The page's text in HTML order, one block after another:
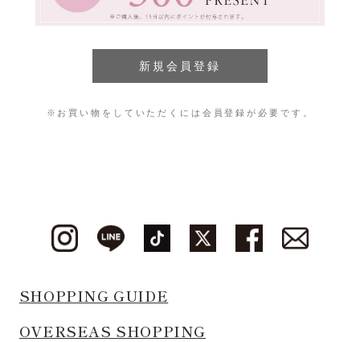
※お買い物をしていただくには会員登録が必要です。
SHOPPING GUIDE
OVERSEAS SHOPPING